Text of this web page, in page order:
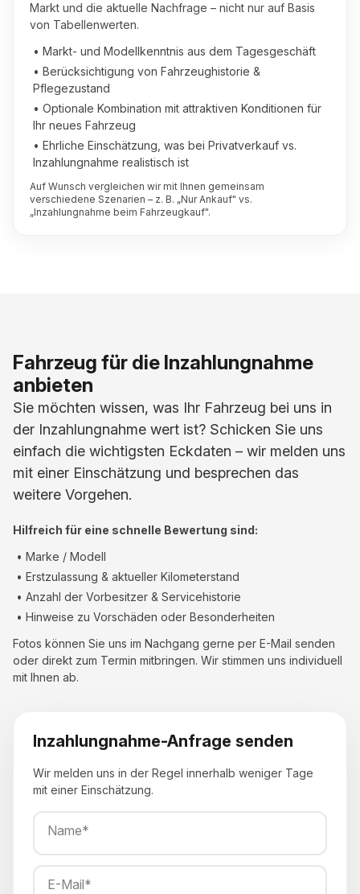
Markt und die aktuelle Nachfrage – nicht nur auf Basis
von Tabellenwerten.
• Markt- und Modellkenntnis aus dem Tagesgeschäft
• Berücksichtigung von Fahrzeughistorie &
Pflegezustand
• Optionale Kombination mit attraktiven Konditionen für
Ihr neues Fahrzeug
• Ehrliche Einschätzung, was bei Privatverkauf vs.
Inzahlungnahme realistisch ist
Auf Wunsch vergleichen wir mit Ihnen gemeinsam
verschiedene Szenarien – z. B. „Nur Ankauf" vs.
„Inzahlungnahme beim Fahrzeugkauf".
Fahrzeug für die Inzahlungnahme
anbieten
Sie möchten wissen, was Ihr Fahrzeug bei uns in
der Inzahlungnahme wert ist? Schicken Sie uns
einfach die wichtigsten Eckdaten – wir melden uns
mit einer Einschätzung und besprechen das
weitere Vorgehen.
Hilfreich für eine schnelle Bewertung sind:
• Marke / Modell
• Erstzulassung & aktueller Kilometerstand
• Anzahl der Vorbesitzer & Servicehistorie
• Hinweise zu Vorschäden oder Besonderheiten
Fotos können Sie uns im Nachgang gerne per E-Mail senden
oder direkt zum Termin mitbringen. Wir stimmen uns individuell
mit Ihnen ab.
Inzahlungnahme-Anfrage senden
Wir melden uns in der Regel innerhalb weniger Tage
mit einer Einschätzung.
Name*
E-Mail*